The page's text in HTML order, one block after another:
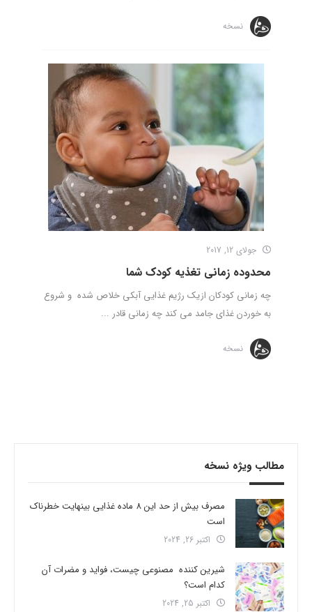
نسخه
جولای 12, 2017
محدوده زمانی تغذیه کودک شما
چه زمانی کودکان ازیک رژیم غذایی آبکی خلاص شده و شروع
به خوردن غذای جامد می کند چه زمانی قادر ...
نسخه
مطالب ویژه نسخه
مصرف بیش از حد این 8 ماده غذایی بینهایت خطرناک
است
اکتبر 26, 2024
شیرین کننده مصنوعی چیست، فواید و مضرات آن
کدام است؟
اکتبر 25, 2024